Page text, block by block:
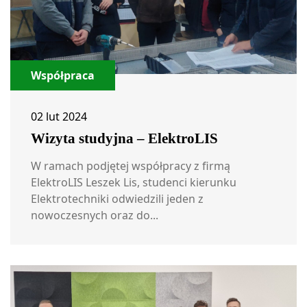
Współpraca
02 lut 2024
Wizyta studyjna – ElektroLIS
W ramach podjętej współpracy z firmą
ElektroLIS Leszek Lis, studenci kierunku
Elektrotechniki odwiedzili jeden z
nowoczesnych oraz do...